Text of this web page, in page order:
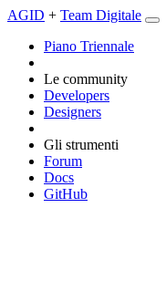
AGID + Team Digitale
Piano Triennale
Le community
Developers
Designers
Gli strumenti
Forum
Docs
GitHub